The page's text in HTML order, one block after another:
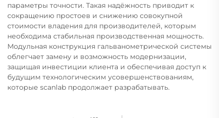
параметры точности. Такая надёжность приводит к
сокращению простоев и снижению совокупной
стоимости владения для производителей, которым
необходима стабильная производственная мощность.
Модульная конструкция гальванометрической системы
облегчает замену и возможность модернизации,
защищая инвестиции клиента и обеспечивая доступ к
будущим технологическим усовершенствованиям,
которые scanlab продолжает разрабатывать.